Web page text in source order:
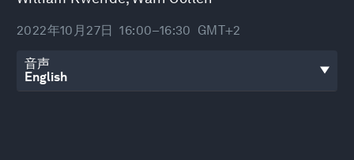
2022年10月27日 16:00–16:30 GMT+2
音声